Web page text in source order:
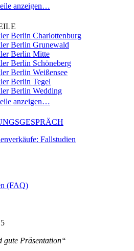
anzeigen…
Berlin Charlottenburg
Berlin Grunewald
Berlin Mitte
Berlin Schöneberg
Berlin Weißensee
Berlin Tegel
Berlin Wedding
anzeigen…
Fallstudien
(FAQ)
gute Präsentation“